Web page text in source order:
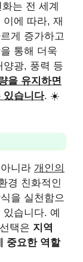
는 전 세계
에 따라, 재
게 증가하고
통해 더욱
양광, 풍력 등
을 유지하면
있습니다. ☀️
니라 개인의
경 친화적인
을 실천함으
습니다. 예
택은 지역
중요한 역할